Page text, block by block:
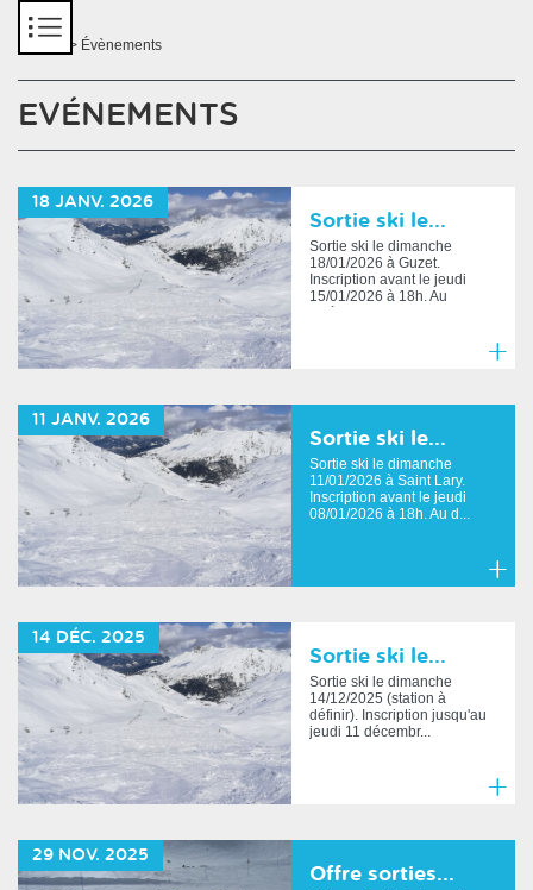
> Évènements
EVÉNEMENTS
18 JANV. 2026
Sortie ski le...
Sortie ski le dimanche
18/01/2026 à Guzet.
Inscription avant le jeudi
15/01/2026 à 18h. Au
savoir
11 JANV. 2026
Sortie ski le...
Sortie ski le dimanche
11/01/2026 à Saint Lary.
Inscription avant le jeudi
08/01/2026 à 18h. Au d...
14 DÉC. 2025
Sortie ski le...
Sortie ski le dimanche
14/12/2025 (station à
définir). Inscription jusqu'au
jeudi 11 décembr...
savoir
29 NOV. 2025
Offre sorties...